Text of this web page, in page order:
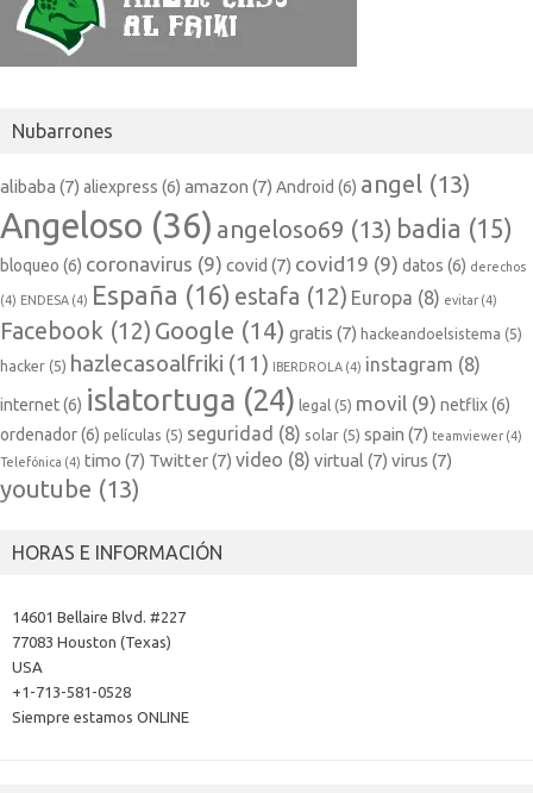
Nubarrones
alibaba (7) aliexpress (6) amazon (7) Android (6) angel (13)
Angeloso (36) angeloso69 (13) badia (15)
bloqueo (6) coronavirus (9) covid (7) covid19 (9) datos (6) derechos
(4) ENDESA (4) España (16) estafa (12) Europa (8) evitar (4)
Facebook (12) Google (14) gratis (7) hackeandoelsistema (5)
hacker (5) hazlecasoalfriki (11) IBERDROLA (4) instagram (8)
internet(6) islatortuga (24) legal (5) movil (9) netflix(6)
ordenador(6) películas (5) seguridad (8) solar (5) spain (7) teamviewer (4)
Telefónica (4) timo (7) Twitter(7) video (8) virtual (7) virus (7)
youtube (13)
HORAS E INFORMACIÓN
14601 Bellaire Blvd. #227
77083 Houston (Texas)
USA
+1-713-581-0528
Siempre estamos ONLINE